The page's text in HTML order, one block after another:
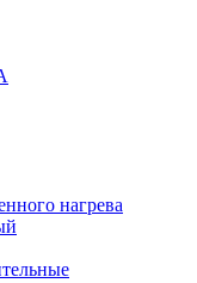
нагрева